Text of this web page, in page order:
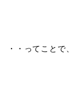
・・ってことで